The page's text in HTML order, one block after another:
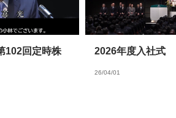
102回定時株
2026年度入社式
26/04/01